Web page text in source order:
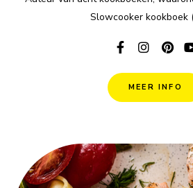
Slowcooker kookboek
MEER INFO